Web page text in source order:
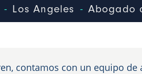
- Los Angeles - Abogado
contamos con un equipo